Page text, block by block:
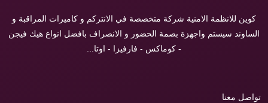
كوين للانظمة الامنية شركة متخصصة في الانتركم و كاميرات المراقبة و
الساوند سيستم واجهزة بصمة الحضور و الانصراف بافضل انواع هيك فيجن
- كوماكس - فارفيزا - اوتا...
تواصل معنا